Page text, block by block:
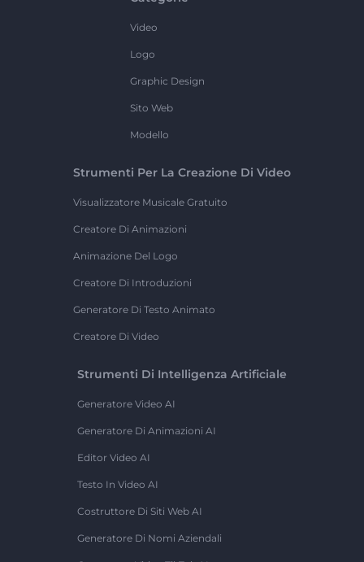
Video
Logo
Graphic Design
Sito Web
Modello
Strumenti Per La Creazione Di Video
Visualizzatore Musicale Gratuito
Creatore Di Animazioni
Animazione Del Logo
Creatore Di Introduzioni
Generatore Di Testo Animato
Creatore Di Video
Strumenti Di Intelligenza Artificiale
Generatore Video AI
Generatore Di Animazioni AI
Editor Video AI
Testo In Video AI
Costruttore Di Siti Web AI
Generatore Di Nomi Aziendali